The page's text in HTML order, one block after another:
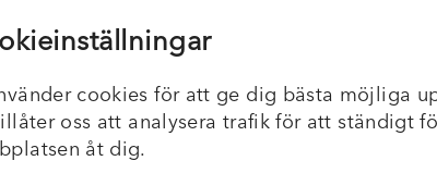
Vi på Addsitu har nyligen besökt vår
imponerande ackrediterade laboratorium
Laboratoriet är utrustat med
minus 90 grader – en betydande
cookies för att ge dig bästa möjliga
oss att analysera trafik för att ständigt
åt dig.